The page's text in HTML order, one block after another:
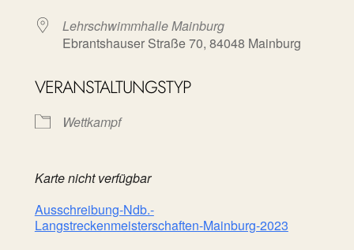
Lehrschwimmhalle Mainburg
Ebrantshauser Straße 70, 84048 Mainburg
VERANSTALTUNGSTYP
Wettkampf
Karte nicht verfügbar
Ausschreibung-Ndb.-
Langstreckenmeisterschaften-Mainburg-2023